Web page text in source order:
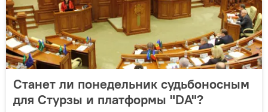
Станет ли понедельник судьбоносным
для Стурзы и платформы "DA"?